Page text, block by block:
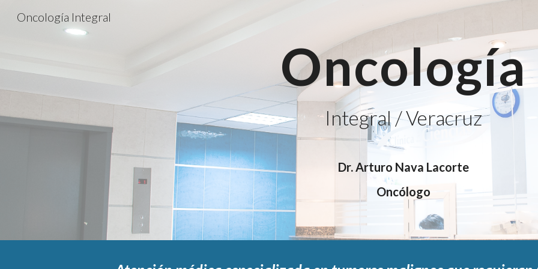
Oncología Integral
Oncología
Integral / Veracruz
Dr. Arturo Nava Lacorte
Oncólogo